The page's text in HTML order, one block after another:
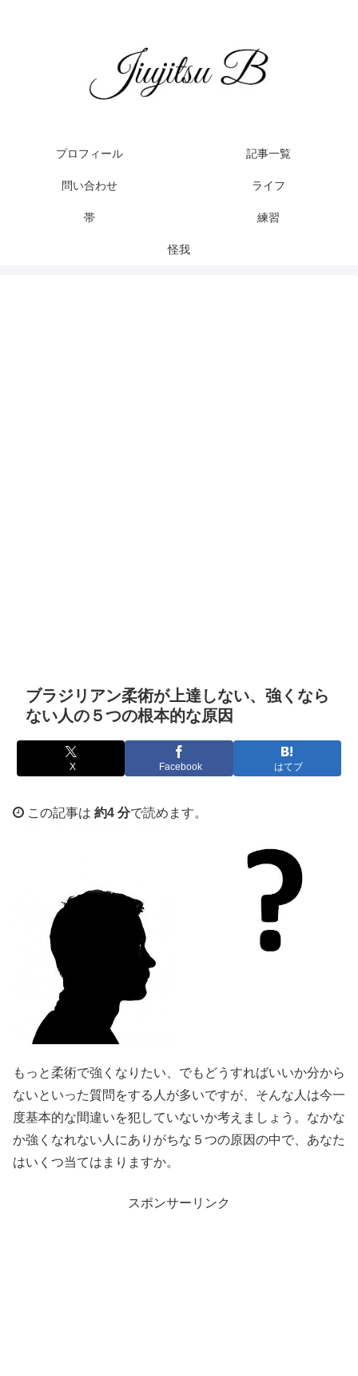
プロフィール 記事一覧
問い合わせ ライフ
帯 練習
怪我
ブラジリアン柔術が上達しない、強くなら
ない人の５つの根本的な原因
X Facebook はてブ
この記事は 約4 分で読めます。
もっと柔術で強くなりたい、でもどうすればいいか分から
ないといった質問をする人が多いですが、そんな人は今一
度基本的な間違いを犯していないか考えましょう。なかな
か強くなれない人にありがちな５つの原因の中で、あなた
はいくつ当てはまりますか。
スポンサーリンク